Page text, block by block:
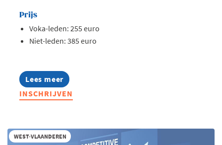
Prijs
Voka-leden: 255 euro
Niet-leden: 385 euro
Lees meer
about
Opleiding:
AI
INSCHRIJVEN
WEST-VLAANDEREN